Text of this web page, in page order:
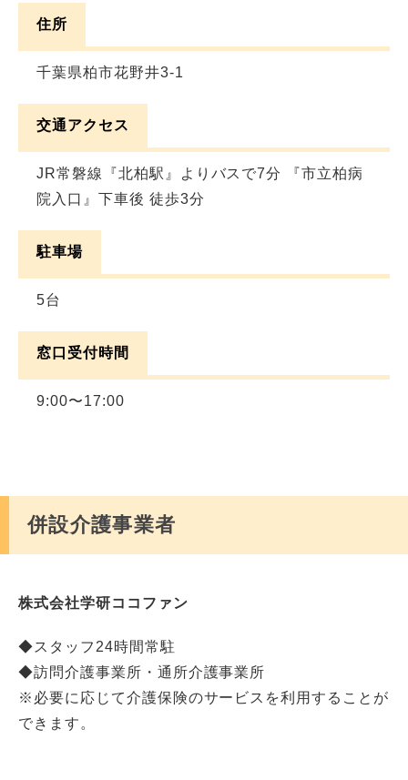
住所
千葉県柏市花野井3-1
交通アクセス
JR常磐線『北柏駅』よりバスで7分 『市立柏病
院入口』下車後 徒歩3分
駐車場
5台
窓口受付時間
9:00〜17:00
併設介護事業者
株式会社学研ココファン
◆スタッフ24時間常駐
◆訪問介護事業所・通所介護事業所
※必要に応じて介護保険のサービスを利用することが
できます。